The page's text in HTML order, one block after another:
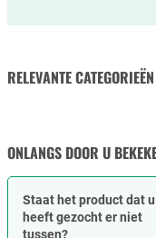
RELEVANTE CATEGORIEËN
&
ONLANGS DOOR U
Staat het product dat u
heeft gezocht er niet
tussen?